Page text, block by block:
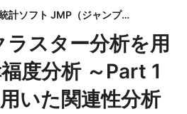
統計ソフト JMP（ジャンプ）
スター分析を用
度分析 ～Part 1
いた関連性分析